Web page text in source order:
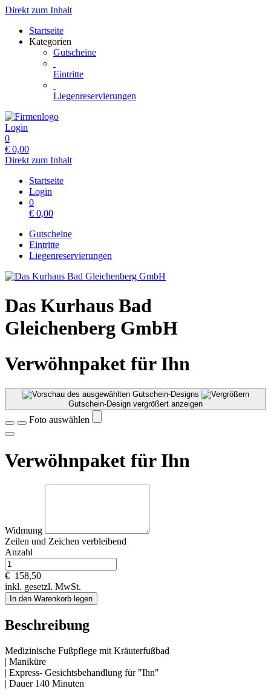
Direkt zum Inhalt
Startseite
Kategorien
Gutscheine
Eintritte
Liegenreservierungen
Login
0
€ 0,00
Direkt zum Inhalt
Startseite
Login
0
€ 0,00
Gutscheine
Eintritte
Liegenreservierungen
Das Kurhaus Bad
Gleichenberg GmbH
Verwöhnpaket für Ihn
Gutschein-Design vergrößert anzeigen
Foto auswählen
Verwöhnpaket für Ihn
Widmung
Zeilen und Zeichen verbleibend
Anzahl
€ 158,50
inkl. gesetzl. MwSt.
In den Warenkorb legen
Beschreibung
Medizinische Fußpflege mit Kräuterfußbad
| Maniküre
| Express- Gesichtsbehandlung für "Ihn"
| Dauer 140 Minuten